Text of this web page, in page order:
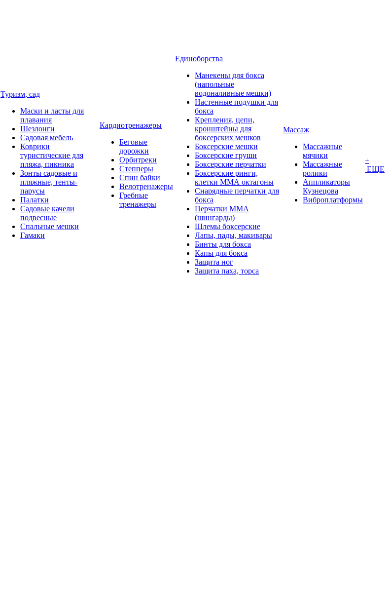
Туризм, сад
Маски и ласты для
плавания
Шезлонги
Садовая мебель
Коврики
туристические для
пляжа, пикника
Зонты садовые и
пляжные, тенты-
парусы
Палатки
Садовые качели
подвесные
Спальные мешки
Гамаки
Кардиотренажеры
Беговые
дорожки
Орбитреки
Степперы
Спин байки
Велотренажеры
Гребные
тренажеры
Единоборства
Манекены для бокса
(напольные
водоналивные мешки)
Настенные подушки для
бокса
Крепления, цепи,
кронштейны для
боксерских мешков
Боксерские мешки
Боксерские груши
Боксерские перчатки
Боксерские ринги,
клетки ММА октагоны
Снарядные перчатки для
бокса
Перчатки MMA
(шингарды)
Шлемы боксерские
Лапы, пады, макивары
Бинты для бокса
Капы для бокса
Защита ног
Защита паха, торса
Массаж
Массажные
мячики
Массажные
ролики
Аппликаторы
Кузнецова
Виброплатформы
+
ЕЩЕ